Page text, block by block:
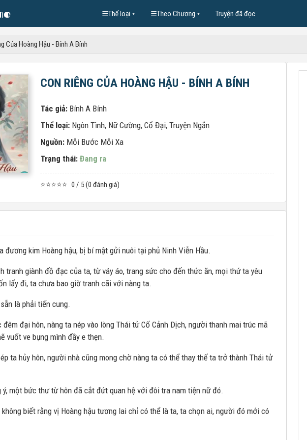
☰Thể loại ▼ ☰Theo Chương ▼ Truyện đã đọc
Của Hoàng Hậu - Bính A Bính
CON RIÊNG CỦA HOÀNG HẬU - BÍNH A BÍNH
Tác giả: Bính A Bính
Thể loại: Ngôn Tình, Nữ Cường, Cổ Đại, Truyện Ngắn
Nguồn: Mỗi Bước Mỗi Xa
Trạng thái: Đang ra
⭐⭐⭐⭐⭐ 0 / 5 (0 đánh giá)
đương kim Hoàng hậu, bị bí mật gửi nuôi tại phủ Ninh Viễn Hầu.
tranh giành đồ đạc của ta, từ váy áo, trang sức cho đến thức ăn, mọi thứ ta yêu
lấy đi, ta chưa bao giờ tranh cãi với nàng ta.
là phải tiến cung.
đại hôn, nàng ta nép vào lòng Thái tử Cố Cảnh Dịch, người thanh mai trúc mã
vuốt ve bụng mình đầy e thẹn.
ta hủy hôn, người nhà cũng mong chờ nàng ta có thể thay thế ta trở thành Thái tử
ý, một bức thư từ hôn đã cắt đứt quan hệ với đôi tra nam tiện nữ đó.
biết rằng vị Hoàng hậu tương lai chỉ có thể là ta, ta chọn ai, người đó mới có